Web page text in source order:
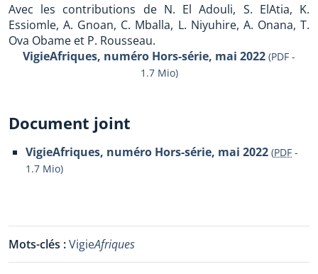
Avec les contributions de N. El Adouli, S. ElAtia, K.
Essiomle, A. Gnoan, C. Mballa, L. Niyuhire, A. Onana, T.
Ova Obame et P. Rousseau.
VigieAfriques, numéro Hors-série, mai 2022 (PDF -
1.7 Mio)
Document joint
VigieAfriques, numéro Hors-série, mai 2022 (PDF -
1.7 Mio)
Mots-clés :VigieAfriques